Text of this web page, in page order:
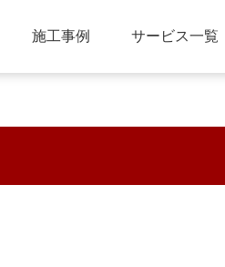
施工事例 サービス一覧